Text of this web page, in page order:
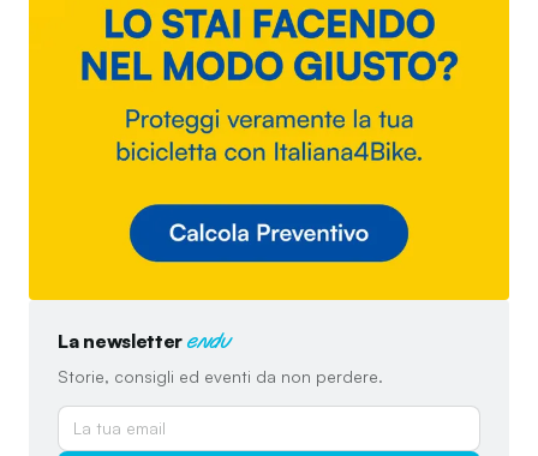
La newsletter endu
Storie, consigli ed eventi da non perdere.